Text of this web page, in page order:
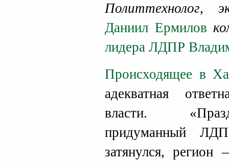
Политтехнолог,
Даниил Ермилов
лидера ЛДПР
Происходящее в
адекватная
власти.
придуманный
затянулся,